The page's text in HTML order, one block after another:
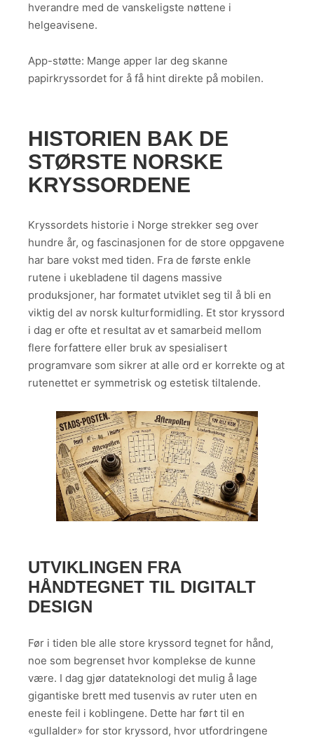
hverandre med de vanskeligste nøttene i
helgeavisene.
App-støtte: Mange apper lar deg skanne
papirkryssordet for å få hint direkte på mobilen.
HISTORIEN BAK DE
STØRSTE NORSKE
KRYSSORDENE
Kryssordets historie i Norge strekker seg over
hundre år, og fascinasjonen for de store oppgavene
har bare vokst med tiden. Fra de første enkle
rutene i ukebladene til dagens massive
produksjoner, har formatet utviklet seg til å bli en
viktig del av norsk kulturformidling. Et stor kryssord
i dag er ofte et resultat av et samarbeid mellom
flere forfattere eller bruk av spesialisert
programvare som sikrer at alle ord er korrekte og at
rutenettet er symmetrisk og estetisk tiltalende.
UTVIKLINGEN FRA
HÅNDTEGNET TIL DIGITALT
DESIGN
Før i tiden ble alle store kryssord tegnet for hånd,
noe som begrenset hvor komplekse de kunne
være. I dag gjør datateknologi det mulig å lage
gigantiske brett med tusenvis av ruter uten en
eneste feil i koblingene. Dette har ført til en
«gullalder» for stor kryssord, hvor utfordringene